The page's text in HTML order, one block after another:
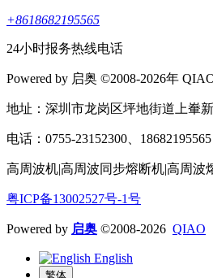
+8618682195565
24小时报务热线电话
Powered by 启奥 ©2008-2026年
地址：深圳市龙岗区坪地街道上輋
电话：0755-23152300、
高周波机|高周波同步熔断机|高周波
粤ICP备13002527号-1号
Powered by 启奥 ©2008-2026 QIAO
English
繁体